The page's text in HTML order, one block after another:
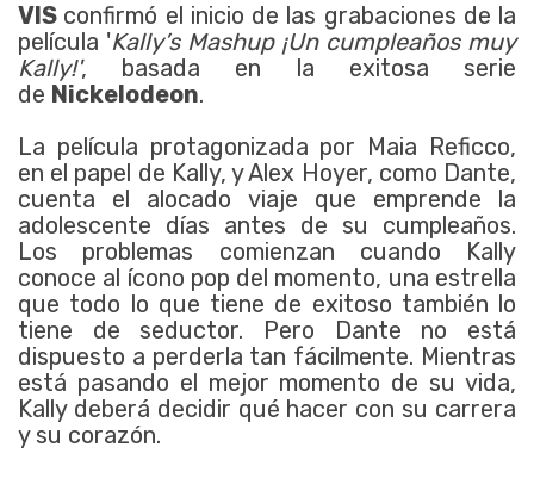
VIS confirmó el inicio de las grabaciones de la
película 'Kally’s Mashup ¡Un cumpleaños muy
Kally!', basada en la exitosa serie
de Nickelodeon.
La película protagonizada por Maia Reficco,
en el papel de Kally, y Alex Hoyer, como Dante,
cuenta el alocado viaje que emprende la
adolescente días antes de su cumpleaños.
Los problemas comienzan cuando Kally
conoce al ícono pop del momento, una estrella
que todo lo que tiene de exitoso también lo
tiene de seductor. Pero Dante no está
dispuesto a perderla tan fácilmente. Mientras
está pasando el mejor momento de su vida,
Kally deberá decidir qué hacer con su carrera
y su corazón.